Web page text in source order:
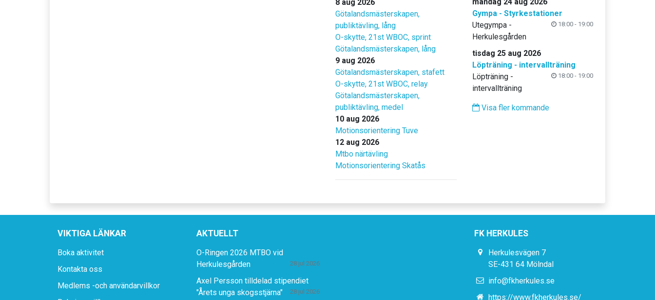
8 aug 2026
Götalandsmästerskapen,
publiktävling, lång
O-skytte, 21st WBOC, sprint
Götalandsmästerskapen, lång
9 aug 2026
Götalandsmästerskapen, stafett
O-skytte, 21st WBOC, relay
Götalandsmästerskapen,
publiktävling, medel
10 aug 2026
Motionsorientering Tuve
12 aug 2026
Mtbo närtävling
Motionsorientering Skatås
Gympa - Styrkestationer
18:00 - 19:00
Utegympa -
Herkulesgården
tisdag 25 aug 2026
Löpträning - intervallträning
18:00 - 19:00
Löpträning -
intervallträning
Visa fler kommande
VIKTIGA LÄNKAR
Boka aktivitet
Kontakta oss
Medlems -och användarvillkor
AKTUELLT
O-Ringen 2026 MTBO vid
Herkulesgården
28 jul 2026
Axel Persson tilldelad stipendiet
"Årets unga skogsstjärna"
28 jul 2026
FK HERKULES
Herkulesvägen 7
SE-431 64 Mölndal
info@fkherkules.se
https://www.fkherkules.se/